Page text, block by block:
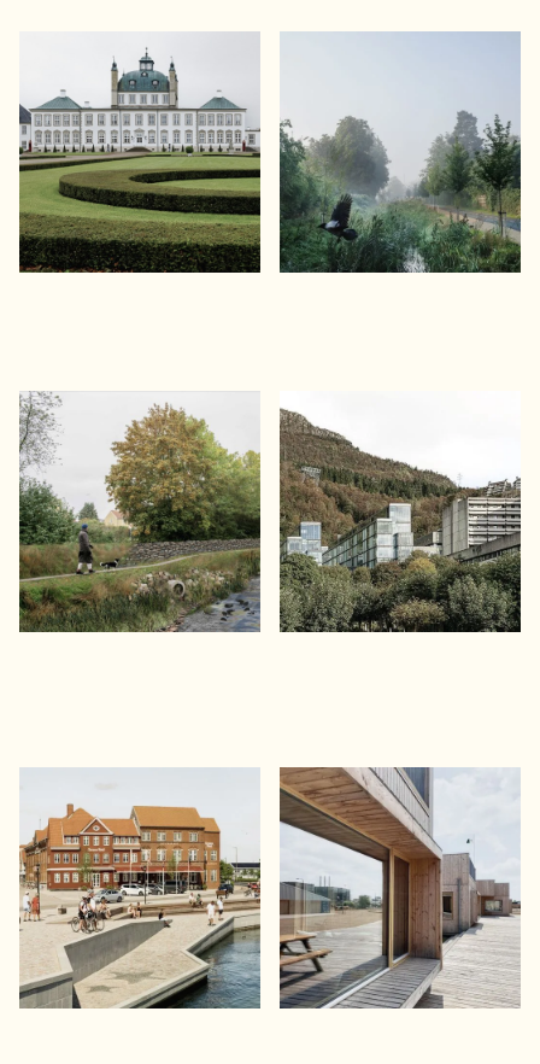
Fredensborg Slotshave
Restaurering af slottets barokhave
og Europa Nostra kulturarv
Fra Københavns forsvarsanlæg til
skybrudssikring og ny natur
Harrestrup Å i
Vigerslevparken
Naturgenopretning og
skybrudssikring af København
Haukeland Børne- og
Ungesykehus
I kontakt med Bergens fjelde
Kerteminde
Renæssancehavn
Højvandssikring og genskabelse af
den historiske forbindelse mellem
bymidte og havn
Københavns Færgehavn
Nord
Omdannelse til
Svanemøllehavnens midlertidige
lystbådehavn